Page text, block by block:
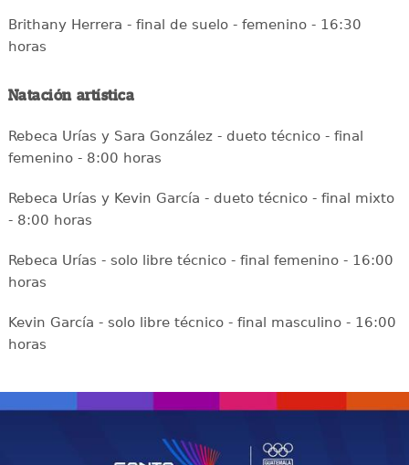
Brithany Herrera - final de suelo - femenino - 16:30
horas
Natación artística
Rebeca Urías y Sara González - dueto técnico - final
femenino - 8:00 horas
Rebeca Urías y Kevin García - dueto técnico - final mixto
- 8:00 horas
Rebeca Urías - solo libre técnico - final femenino - 16:00
horas
Kevin García - solo libre técnico - final masculino - 16:00
horas